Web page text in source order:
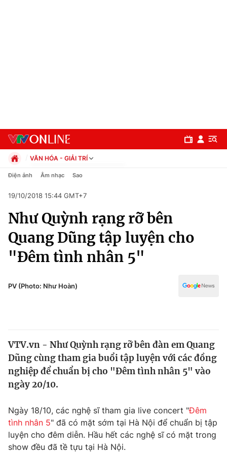
Chuyên mục
Chính trị
Xã hội
Pháp luật
Thế giới
Tin tức
Thế giới đó đây
Câu chuyện quốc tế
Kinh tế
Thị trường
Góc doanh nghiệp
Dữ liệu và đời sống
Truyền hình
VĂN HÓA - GIẢI TRÍ
Chính trị
Pháp luật
Kinh tế
Thể thao
Truyền hình
Văn hóa - Giải trí
Điện ảnh Âm nhạc Sao
19/10/2018 15:44 GMT+7
Như Quỳnh rạng rỡ bên
Quang Dũng tập luyện cho
"Đêm tình nhân 5"
PV (Photo: Như Hoàn)
VTV.vn - Như Quỳnh rạng rỡ bên đàn em Quang
Dũng cùng tham gia buổi tập luyện với các đồng
nghiệp để chuẩn bị cho "Đêm tình nhân 5" vào
ngày 20/10.
Ngày 18/10, các nghệ sĩ tham gia live concert "Đêm
tình nhân 5" đã có mặt sớm tại Hà Nội để chuẩn bị tập
luyện cho đêm diễn. Hầu hết các nghệ sĩ có mặt trong
show đều đã tề tựu tại Hà Nội.